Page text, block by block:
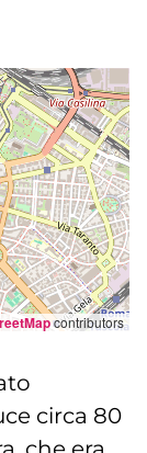
contributors
circa 80